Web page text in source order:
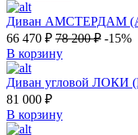
Диван АМСТЕРДАМ
66 470 ₽ 78 200₽ -15%
В корзину
Диван угловой ЛОКИ
81 000 ₽
В корзину